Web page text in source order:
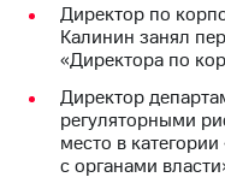
Директор по
Калинин занял
«Директора по
Директор
регуляторными
место в
с органами